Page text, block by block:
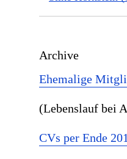
Archive
Ehemalige
(Lebenslauf bei
CVs per Ende